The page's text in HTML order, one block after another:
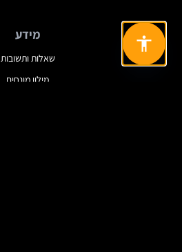
מידע
שאלות ותשובות
מילון מונחים